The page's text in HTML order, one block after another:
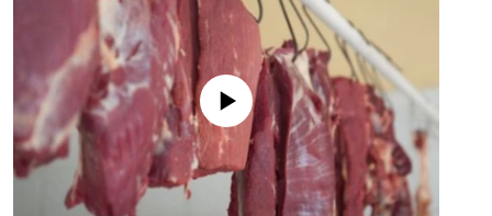
No media source currently available